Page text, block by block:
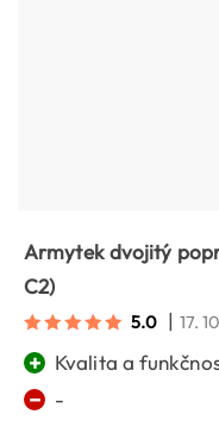
Armytek dvojitý
C2)
5.0 | 17.
+ Kvalita a
−
-